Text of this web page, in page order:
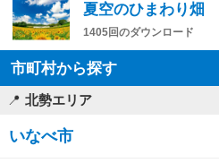
夏空のひまわり畑
1405回のダウンロード
市町村から探す
北勢エリア
いなべ市